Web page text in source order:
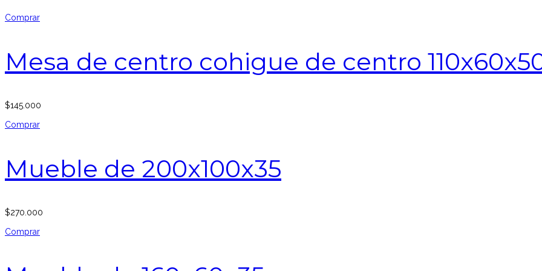
Comprar
Mesa de centro cohigue de centro
$145.000
Comprar
Mueble de 200x100x35
$270.000
Comprar